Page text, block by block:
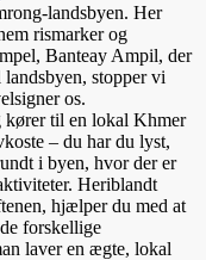
landsbyen. Her
rismarker og
Banteay Ampil, der
stopper vi
os.
kører til en lokal Khmer
– du har du lyst,
i byen, hvor der er
Heriblandt
hjælper du med at
forskellige
laver en ægte, lokal